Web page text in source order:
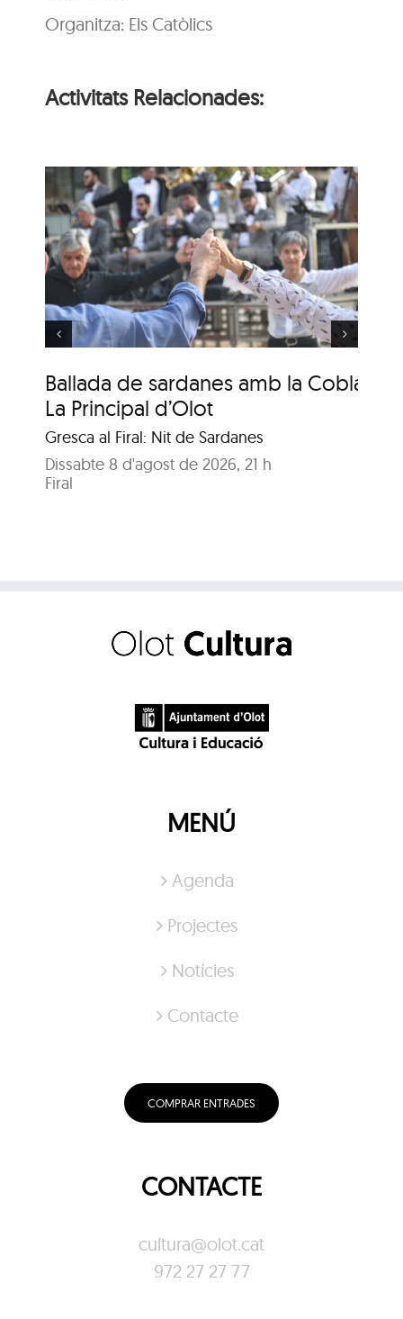
Organitza: Els Catòlics
Activitats Relacionades:
Ballada de sardanes amb la Cobla
La Principal d’Olot
Gresca al Firal: Nit de Sardanes
Dissabte 8 d'agost de 2026, 21 h
Firal
Ballada de sardanes
amb la Cobla La
Principal de Cassà
MENÚ
Agenda
Projectes
Notícies
Contacte
COMPRAR ENTRADES
CONTACTE
cultura@olot.cat
972 27 27 77